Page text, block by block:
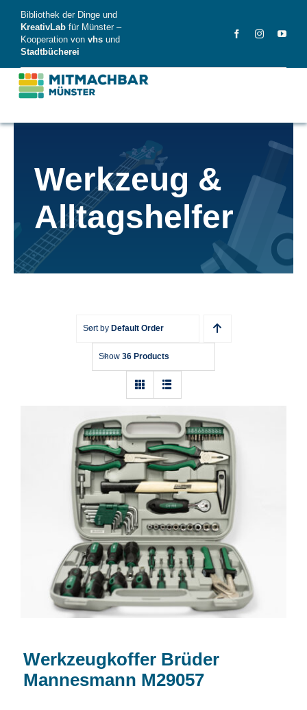
content
Bibliothek der Dinge und
KreativLab für Münster –
Kooperation von vhs und
Stadtbücherei
Dinge
News
Videos
Werkzeug &
Alltagshelfer
Sort by Default Order
Show 36 Products
Werkzeugkoffer Brüder Mannesmann
M29057
Werkzeugkoffer Brüder
Mannesmann M29057